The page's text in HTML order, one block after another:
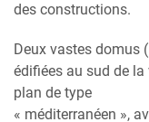
des constructions.
Deux vastes domus
édifiées au sud de
plan de type
« méditerranéen »,